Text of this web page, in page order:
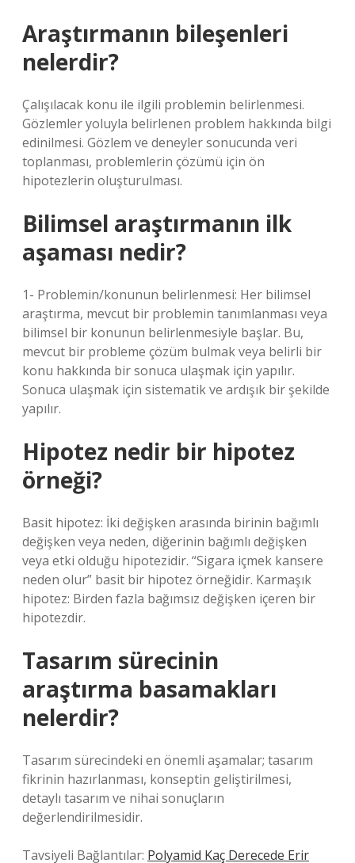
Araştırmanın bileşenleri
nelerdir?
Çalışılacak konu ile ilgili problemin belirlenmesi.
Gözlemler yoluyla belirlenen problem hakkında bilgi
edinilmesi. Gözlem ve deneyler sonucunda veri
toplanması, problemlerin çözümü için ön
hipotezlerin oluşturulması.
Bilimsel araştırmanın ilk
aşaması nedir?
1- Problemin/konunun belirlenmesi: Her bilimsel
araştırma, mevcut bir problemin tanımlanması veya
bilimsel bir konunun belirlenmesiyle başlar. Bu,
mevcut bir probleme çözüm bulmak veya belirli bir
konu hakkında bir sonuca ulaşmak için yapılır.
Sonuca ulaşmak için sistematik ve ardışık bir şekilde
yapılır.
Hipotez nedir bir hipotez
örneği?
Basit hipotez: İki değişken arasında birinin bağımlı
değişken veya neden, diğerinin bağımlı değişken
veya etki olduğu hipotezidir. “Sigara içmek kansere
neden olur” basit bir hipotez örneğidir. Karmaşık
hipotez: Birden fazla bağımsız değişken içeren bir
hipotezdir.
Tasarım sürecinin
araştırma basamakları
nelerdir?
Tasarım sürecindeki en önemli aşamalar; tasarım
fikrinin hazırlanması, konseptin geliştirilmesi,
detaylı tasarım ve nihai sonuçların
değerlendirilmesidir.
Tavsiyeli Bağlantılar: Polyamid Kaç Derecede Erir